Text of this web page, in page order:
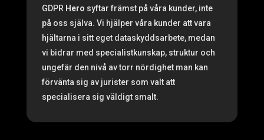
GDPR Hero syftar främst på våra kunder, inte
på oss själva. Vi hjälper våra kunder att vara
hjältarna i sitt eget dataskyddsarbete, medan
vi bidrar med specialistkunskap, struktur och
ungefär den nivå av torr nördighet man kan
förvänta sig av jurister som valt att
specialisera sig väldigt smalt.